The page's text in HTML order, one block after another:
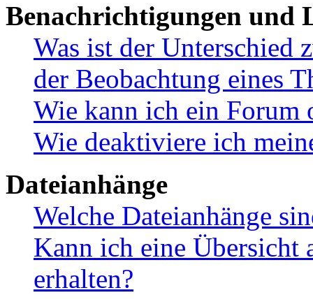
Benachrichtigungen und
Was ist der Unterschied
der Beobachtung eines
Wie kann ich ein Forum
Wie deaktiviere ich
Dateianhänge
Welche Dateianhänge
Kann ich eine Übersicht
erhalten?